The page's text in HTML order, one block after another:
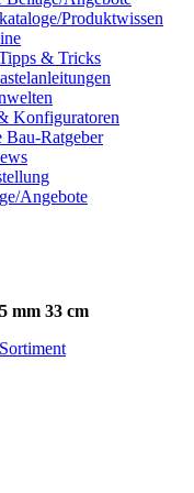
Produktwissen
& Tricks
Konfiguratoren
Bau-Ratgeber
Angebote
mm 33 cm